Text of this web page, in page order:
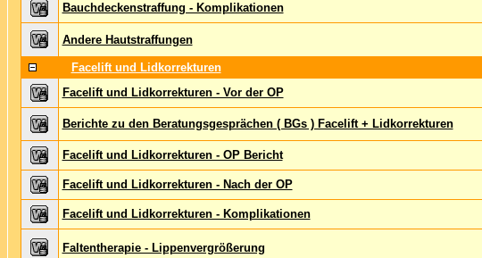
Bauchdeckenstraffung - Komplikationen
Andere Hautstraffungen
Facelift und Lidkorrekturen
Facelift und Lidkorrekturen - Vor der OP
Berichte zu den Beratungsgesprächen ( BGs ) Facelift + Lidkorrekturen
Facelift und Lidkorrekturen - OP Bericht
Facelift und Lidkorrekturen - Nach der OP
Facelift und Lidkorrekturen - Komplikationen
Faltentherapie - Lippenvergrößerung